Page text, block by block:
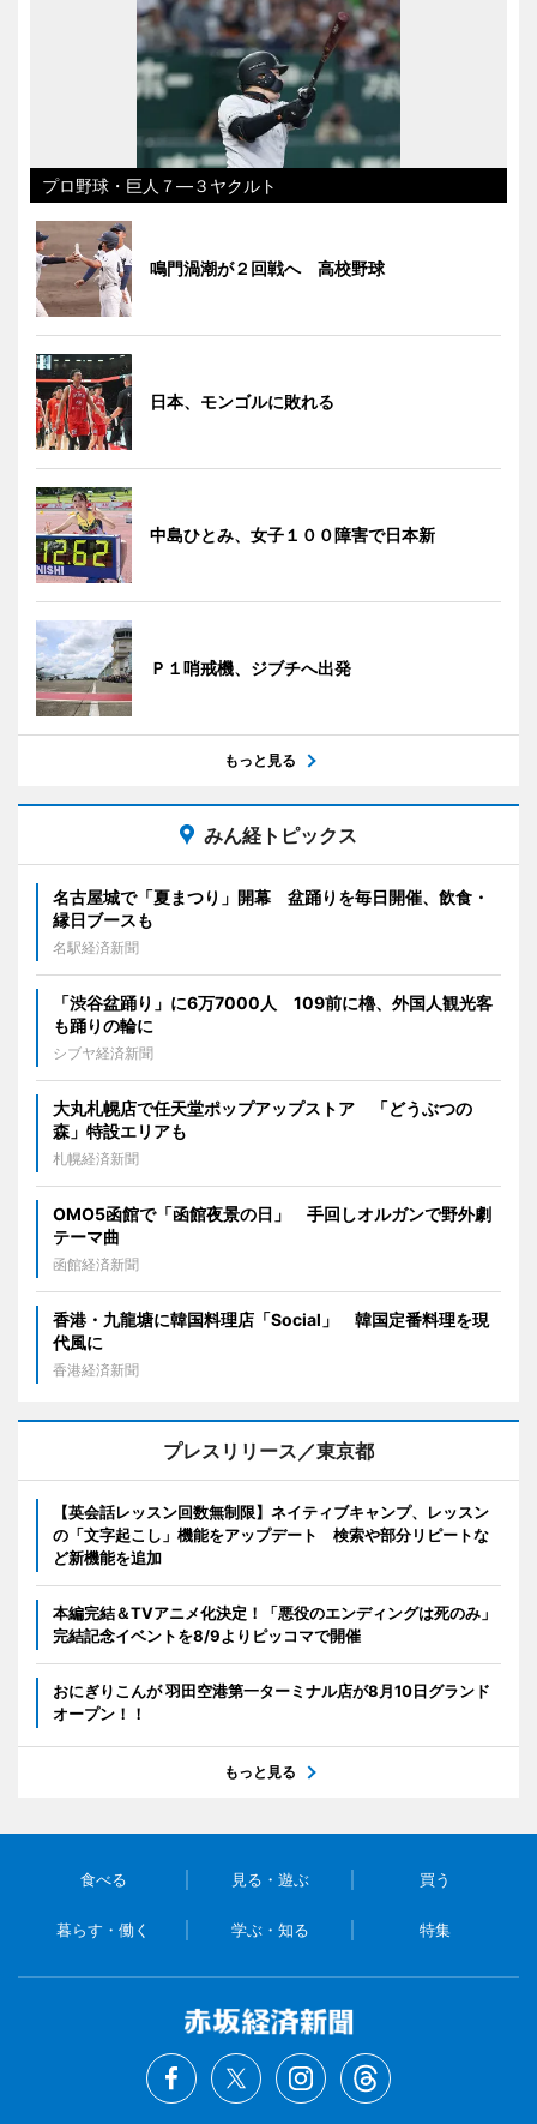
プロ野球・巨人７―３ヤクルト
鳴門渦潮が２回戦へ 高校野球
日本、モンゴルに敗れる
中島ひとみ、女子１００障害で日本新
Ｐ１哨戒機、ジブチへ出発
もっと見る
みん経トピックス
名古屋城で「夏まつり」開幕 盆踊りを毎日開催、飲食・
縁日ブースも
名駅経済新聞
「渋谷盆踊り」に6万7000人 109前に櫓、外国人観光客
も踊りの輪に
シブヤ経済新聞
大丸札幌店で任天堂ポップアップストア 「どうぶつの
森」特設エリアも
札幌経済新聞
OMO5函館で「函館夜景の日」 手回しオルガンで野外劇
テーマ曲
函館経済新聞
香港・九龍塘に韓国料理店「Social」 韓国定番料理を現
代風に
香港経済新聞
プレスリリース／東京都
【英会話レッスン回数無制限】ネイティブキャンプ、レッスン
の「文字起こし」機能をアップデート 検索や部分リピートな
ど新機能を追加
本編完結＆TVアニメ化決定！「悪役のエンディングは死のみ」
完結記念イベントを8/9よりピッコマで開催
おにぎりこんが 羽田空港第一ターミナル店が8月10日グランド
オープン！！
もっと見る
食べる 見る・遊ぶ 買う
暮らす・働く 学ぶ・知る 特集